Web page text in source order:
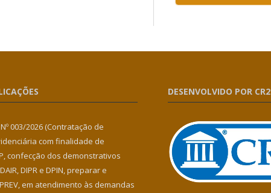
Nº 003/2026 (Contratação de
com finalidade de
confecção dos demonstrativos
DIPR e DPIN, preparar e
em atendimento às demandas
DESENVOLVIDO POR CR2